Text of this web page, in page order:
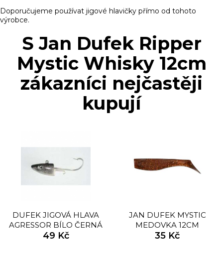
Doporučujeme používat jigové hlavičky přímo od tohoto
výrobce.
S Jan Dufek Ripper
Mystic Whisky 12cm
zákazníci nejčastěji
kupují
DUFEK JIGOVÁ HLAVA
AGRESSOR BÍLO ČERNÁ
49 Kč
JAN DUFEK MYSTIC
MEDOVKA 12CM
35 Kč